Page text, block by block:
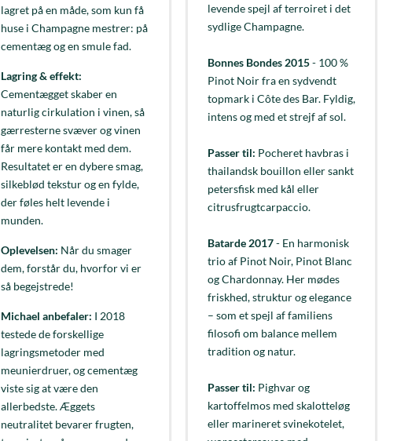
lagret på en måde, som kun få
huse i Champagne mestrer: på
cementæg og en smule fad.
Lagring & effekt:
Cementægget skaber en
naturlig cirkulation i vinen, så
gærresterne svæver og vinen
får mere kontakt med dem.
Resultatet er en dybere smag,
silkeblød tekstur og en fylde,
der føles helt levende i
munden.
Oplevelsen: Når du smager
dem, forstår du, hvorfor vi er
så begejstrede!
Michael anbefaler: I 2018
testede de forskellige
lagringsmetoder med
meunierdruer, og cementæg
viste sig at være den
allerbedste. Æggets
neutralitet bevarer frugten,
levende spejl af terroiret i det
sydlige Champagne.
Bonnes Bondes 2015- 100 %
Pinot Noir fra en sydvendt
topmark i Côte des Bar. Fyldig,
intens og med et strejf af sol.
Passer til: Pocheret havbras i
thailandsk bouillon eller sankt
petersfisk med kål eller
citrusfrugtcarpaccio.
Batarde 2017- En harmonisk
trio af Pinot Noir, Pinot Blanc
og Chardonnay. Her mødes
friskhed, struktur og elegance
– som et spejl af familiens
filosofi om balance mellem
tradition og natur.
Passer til: Pighvar og
kartoffelmos med skalotteløg
eller marineret svinekotelet,